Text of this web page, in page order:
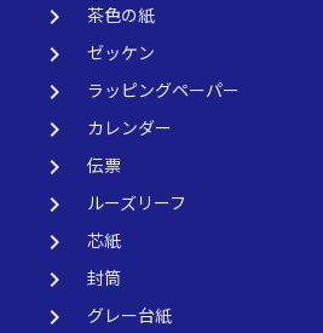
keyboard_arrow_right 茶色の紙
keyboard_arrow_right ゼッケン
keyboard_arrow_right ラッピングペーパー
keyboard_arrow_right カレンダー
keyboard_arrow_right 伝票
keyboard_arrow_right ルーズリーフ
keyboard_arrow_right 芯紙
keyboard_arrow_right 封筒
keyboard_arrow_right グレー台紙